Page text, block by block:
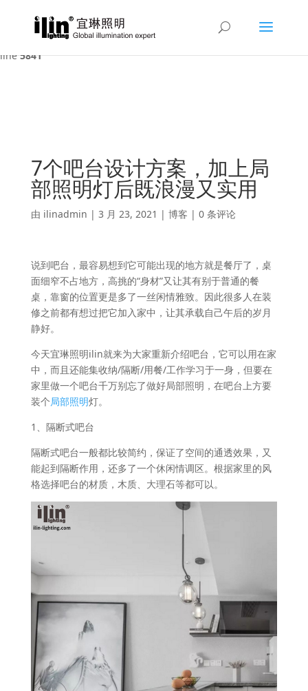
Warning : A non-numeric value encountered in
/var/www/html/ilin/wp-content/themes/Divi/functions.php
line5841
7个吧台设计方案，加上局
部照明灯后既浪漫又实用
由 ilinadmin | 3 月 23, 2021 | 博客 | 0 条评论
说到吧台，最容易想到它可能出现的地方就是餐厅了，桌
面细窄不占地方，高挑的“身材”又让其有别于普通的餐
桌，靠窗的位置更是多了一丝闲情雅致。因此很多人在装
修之前都有想过把它加入家中，让其承载自己午后的岁月
静好。
今天宜琳照明ilin就来为大家重新介绍吧台，它可以用在家
中，而且还能集收纳/隔断/用餐/工作学习于一身，但要在
家里做一个吧台千万别忘了做好局部照明，在吧台上方要
装个局部照明灯。
1、隔断式吧台
隔断式吧台一般都比较简约，保证了空间的通透效果，又
能起到隔断作用，还多了一个休闲情调区。根据家里的风
格选择吧台的材质，木质、大理石等都可以。